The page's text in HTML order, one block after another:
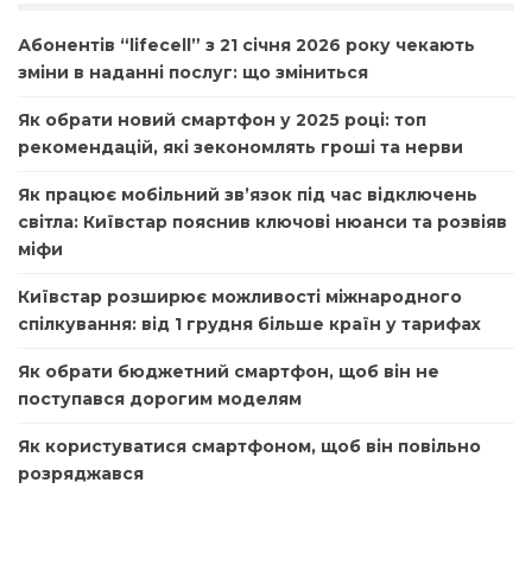
Абонентів “lifecell” з 21 січня 2026 року чекають
зміни в наданні послуг: що зміниться
Як обрати новий смартфон у 2025 році: топ
рекомендацій, які зекономлять гроші та нерви
Як працює мобільний зв’язок під час відключень
світла: Київстар пояснив ключові нюанси та розвіяв
міфи
Київстар розширює можливості міжнародного
спілкування: від 1 грудня більше країн у тарифах
Як обрати бюджетний смартфон, щоб він не
поступався дорогим моделям
Як користуватися смартфоном, щоб він повільно
розряджався